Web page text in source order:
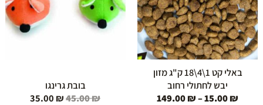
באלי קט 1\4\18 ק"ג מזון
יבש לחתולי רחוב
15.00₪
–
149.00₪
ניתן
לבחור
את
האפשרויות
בעמוד
המוצר
בובת גרינגו
45.00₪
35.00 ₪